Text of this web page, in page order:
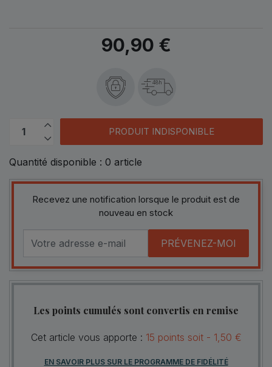
90,90 €
48h
PRODUIT INDISPONIBLE
Quantité disponible : 0 article
Recevez une notification lorsque le produit est de
nouveau en stock
PRÉVENEZ-MOI
Les points cumulés sont convertis en remise
Cet article vous apporte : 15 points soit - 1,50 €
EN SAVOIR PLUS SUR LE PROGRAMME DE FIDÉLITÉ